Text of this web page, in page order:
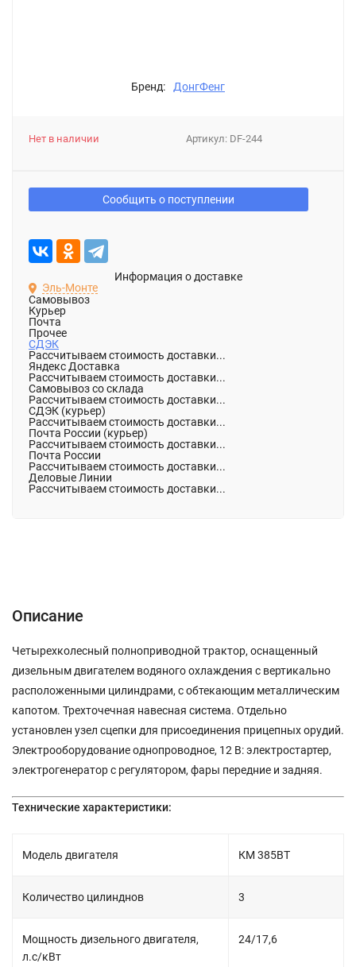
Бренд: ДонгФенг
Артикул: DF-244
Нет в наличии
Сообщить о поступлении
Информация о доставке
Эль-Монте
Самовывоз
Курьер
Почта
Прочее
СДЭК
Рассчитываем стоимость доставки...
Яндекс Доставка
Рассчитываем стоимость доставки...
Самовывоз со склада
Рассчитываем стоимость доставки...
СДЭК (курьер)
Рассчитываем стоимость доставки...
Почта России (курьер)
Рассчитываем стоимость доставки...
Почта России
Рассчитываем стоимость доставки...
Деловые Линии
Рассчитываем стоимость доставки...
Описание
Четырехколесный полноприводной трактор, оснащенный
дизельным двигателем водяного охлаждения с вертикально
расположенными цилиндрами, с обтекающим металлическим
капотом. Трехточечная навесная система. Отдельно
установлен узел сцепки для присоединения прицепных орудий.
Электрооборудование однопроводное, 12 В: электростартер,
электрогенератор с регулятором, фары передние и задняя.
Технические характеристики:
Модель двигателя КМ 385ВТ
Количество цилинднов 3
Мощность дизельного двигателя,
л.с/кВт
24/17,6